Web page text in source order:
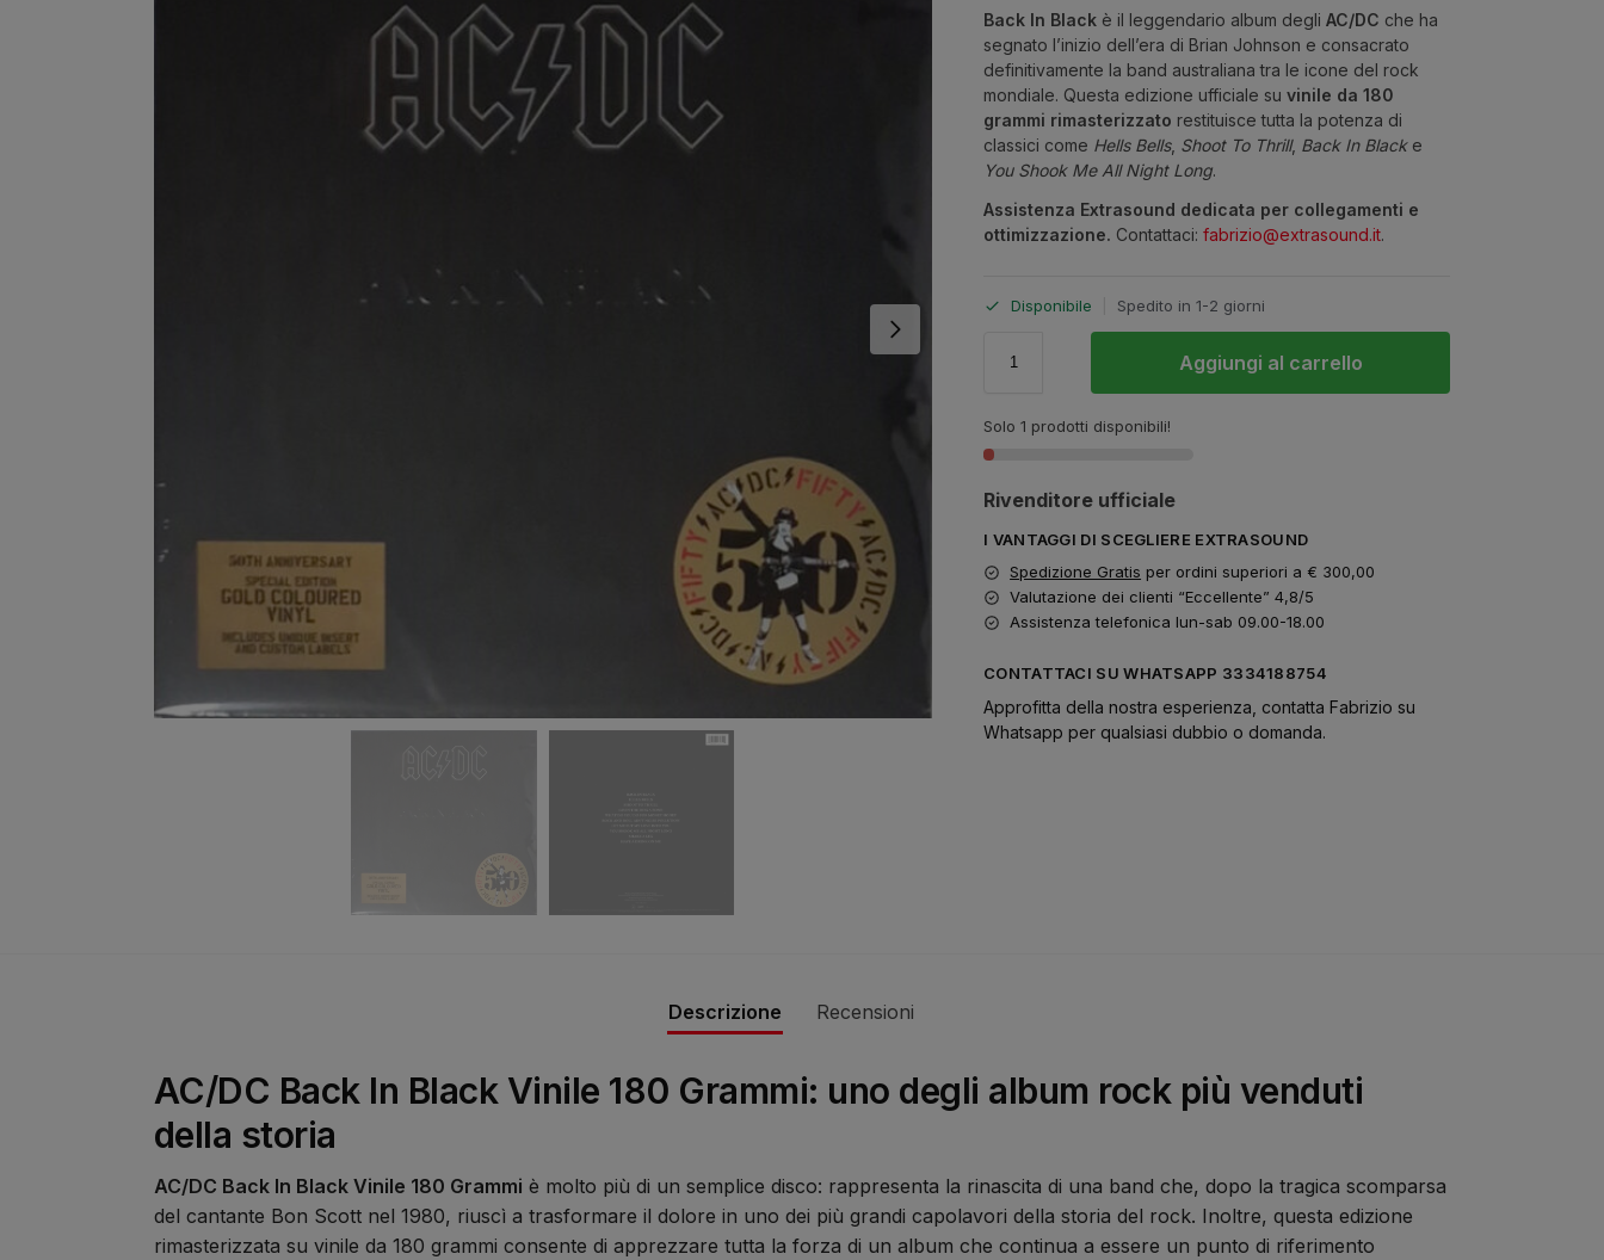
Back In Black è il leggendario album degliAC/DC che ha
segnato l’inizio dell’era di Brian Johnson e consacrato
definitivamente la band australiana tra le icone del rock
mondiale. Questa edizione ufficiale suvinile da 180
grammi rimasterizzato restituisce tutta la potenza di
classici come Hells Bells, Shoot To Thrill, Back In Blacke
You Shook Me All Night Long.
Assistenza Extrasound dedicata per collegamenti e
ottimizzazione. Contattaci:fabrizio@extrasound.it.
Disponibile Spedito in 1-2 giorni
Aggiungi al carrello
Solo 1 prodotti disponibili!
Rivenditore ufficiale
I VANTAGGI DI SCEGLIERE EXTRASOUND
Spedizione Gratis per ordini superiori a € 300,00
Valutazione dei clienti “Eccellente” 4,8/5
Assistenza telefonica lun-sab 09.00-18.00
CONTATTACI SU WHATSAPP 3334188754
Approfitta della nostra esperienza, contatta Fabrizio su
Whatsapp per qualsiasi dubbio o domanda.
Descrizione Recensioni
AC/DC Back In Black Vinile 180 Grammi: uno degli album rock più venduti
della storia
AC/DC Back In Black Vinile 180 Grammi è molto più di un semplice disco: rappresenta la rinascita di una band che, dopo la tragica scomparsa
del cantante Bon Scott nel 1980, riuscì a trasformare il dolore in uno dei più grandi capolavori della storia del rock. Inoltre, questa edizione
rimasterizzata su vinile da 180 grammi consente di apprezzare tutta la forza di un album che continua a essere un punto di riferimento